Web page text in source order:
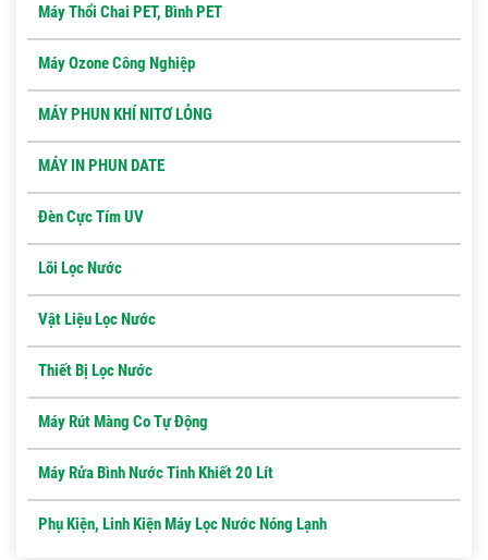
Máy Thổi Chai PET, Bình PET
Máy Ozone Công Nghiệp
MÁY PHUN KHÍ NITƠ LỎNG
MÁY IN PHUN DATE
Đèn Cực Tím UV
Lõi Lọc Nước
Vật Liệu Lọc Nước
Thiết Bị Lọc Nước
Máy Rút Màng Co Tự Động
Máy Rửa Bình Nước Tinh Khiết 20 Lít
Phụ Kiện, Linh Kiện Máy Lọc Nước Nóng Lạnh